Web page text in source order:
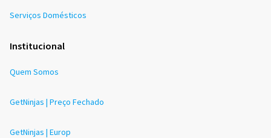
Serviços Domésticos
Institucional
Quem Somos
GetNinjas | Preço Fechado
GetNinjas | Europ